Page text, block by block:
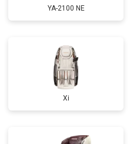
YA-2100 NE
Xi